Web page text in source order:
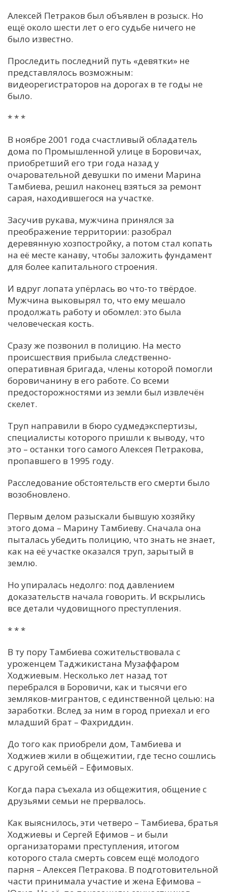
Алексей Петраков был объявлен в розыск. Но
ещё около шести лет о его судьбе ничего не
было известно.
Проследить последний путь «девятки» не
представлялось возможным:
видеорегистраторов на дорогах в те годы не
было.
* * *
В ноябре 2001 года счастливый обладатель
дома по Промышленной улице в Боровичах,
приобретший его три года назад у
очаровательной девушки по имени Марина
Тамбиева, решил наконец взяться за ремонт
сарая, находившегося на участке.
Засучив рукава, мужчина принялся за
преображение территории: разобрал
деревянную хозпостройку, а потом стал копать
на её месте канаву, чтобы заложить фундамент
для более капитального строения.
И вдруг лопата упёрлась во что-то твёрдое.
Мужчина выковырял то, что ему мешало
продолжать работу и обомлел: это была
человеческая кость.
Сразу же позвонил в полицию. На место
происшествия прибыла следственно-
оперативная бригада, члены которой помогли
боровичанину в его работе. Со всеми
предосторожностями из земли был извлечён
скелет.
Труп направили в бюро судмедэкспертизы,
специалисты которого пришли к выводу, что
это – останки того самого Алексея Петракова,
пропавшего в 1995 году.
Расследование обстоятельств его смерти было
возобновлено.
Первым делом разыскали бывшую хозяйку
этого дома – Марину Тамбиеву. Сначала она
пыталась убедить полицию, что знать не знает,
как на её участке оказался труп, зарытый в
землю.
Но упиралась недолго: под давлением
доказательств начала говорить. И вскрылись
все детали чудовищного преступления.
* * *
В ту пору Тамбиева сожительствовала с
уроженцем Таджикистана Музаффаром
Ходжиевым. Несколько лет назад тот
перебрался в Боровичи, как и тысячи его
земляков-мигрантов, с единственной целью: на
заработки. Вслед за ним в город приехал и его
младший брат – Фахриддин.
До того как приобрели дом, Тамбиева и
Ходжиев жили в общежитии, где тесно сошлись
с другой семьёй – Ефимовых.
Когда пара съехала из общежития, общение с
друзьями семьи не прервалось.
Как выяснилось, эти четверо – Тамбиева, братья
Ходжиевы и Сергей Ефимов – и были
организаторами преступления, итогом
которого стала смерть совсем ещё молодого
парня – Алексея Петракова. В подготовительной
части принимала участие и жена Ефимова –